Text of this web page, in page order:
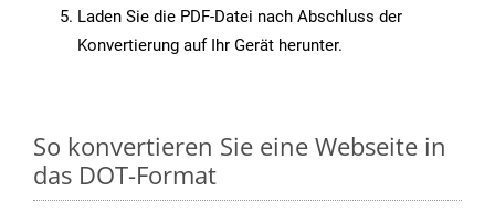
Laden Sie die PDF-Datei nach Abschluss der
Konvertierung auf Ihr Gerät herunter.
So konvertieren Sie eine Webseite in
das DOT-Format